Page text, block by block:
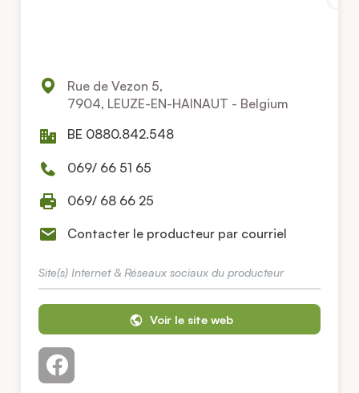
Rue de Vezon 5,
7904, LEUZE-EN-HAINAUT - Belgium
BE 0880.842.548
069/ 66 51 65
069/ 68 66 25
Contacter le producteur par courriel
Site(s) Internet & Réseaux sociaux du producteur
Voir le site web